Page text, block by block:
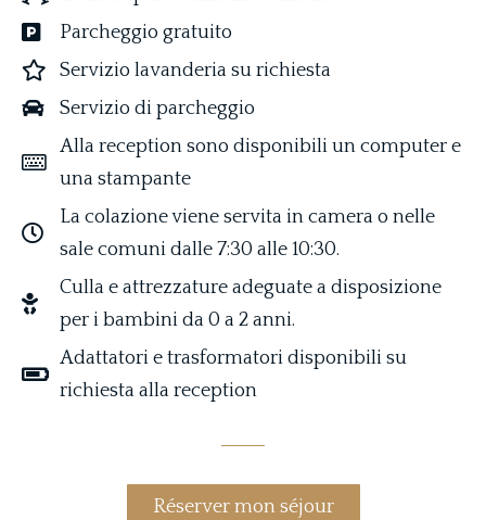
Parcheggio gratuito
Servizio lavanderia su richiesta
Servizio di parcheggio
Alla reception sono disponibili un computer e
una stampante
La colazione viene servita in camera o nelle
sale comuni dalle 7:30 alle 10:30.
Culla e attrezzature adeguate a disposizione
per i bambini da 0 a 2 anni.
Adattatori e trasformatori disponibili su
richiesta alla reception
Réserver mon séjour